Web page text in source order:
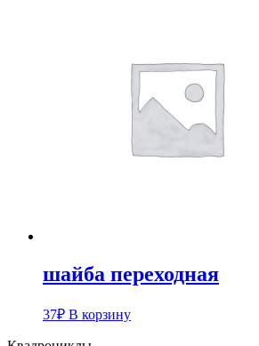
шайба переходная
37₽ В корзину